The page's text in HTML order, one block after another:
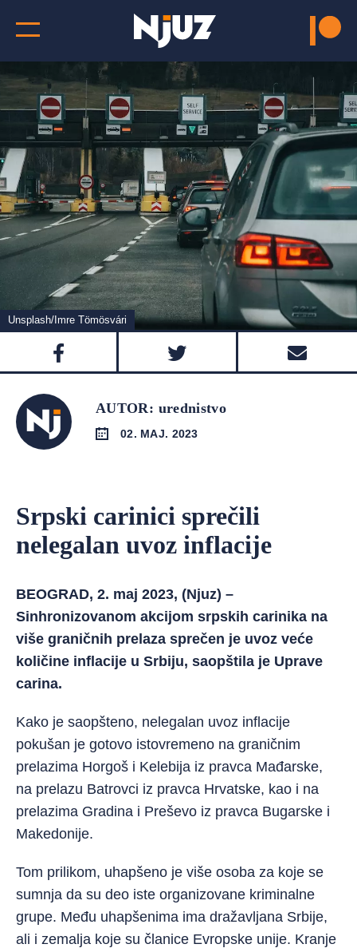
Unsplash/Imre Tömösvári
AUTOR: urednistvo
02. MAJ. 2023
Srpski carinici sprečili
nelegalan uvoz inflacije
BEOGRAD, 2. maj 2023, (Njuz) –
Sinhronizovanom akcijom srpskih carinika na
više graničnih prelaza sprečen je uvoz veće
količine inflacije u Srbiju, saopštila je Uprave
carina.
Kako je saopšteno, nelegalan uvoz inflacije
pokušan je gotovo istovremeno na graničnim
prelazima Horgoš i Kelebija iz pravca Mađarske,
na prelazu Batrovci iz pravca Hrvatske, kao i na
prelazima Gradina i Preševo iz pravca Bugarske i
Makedonije.
Tom prilikom, uhapšeno je više osoba za koje se
sumnja da su deo iste organizovane kriminalne
grupe. Među uhapšenima ima dražavljana Srbije,
ali i zemalja koje su članice Evropske unije. Kranje